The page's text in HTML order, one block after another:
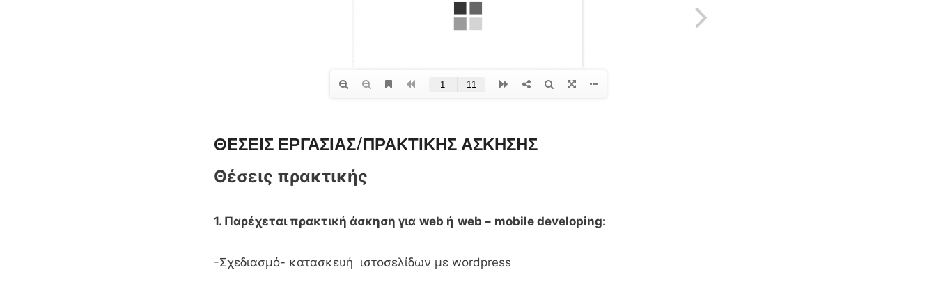
ΘΕΣΕΙΣ ΕΡΓΑΣΙΑΣ/ΠΡΑΚΤΙΚΗΣ ΑΣΚΗΣΗΣ
Θέσεις πρακτικής
1. Παρέχεται πρακτική άσκηση για web ή web – mobile developing:
-Σχεδιασμό- κατασκευή ιστοσελίδων με wordpress